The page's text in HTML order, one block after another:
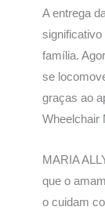
A entrega
significativo
família.
se
graças ao
Wheelchair
MARIA
que o
o cuidam